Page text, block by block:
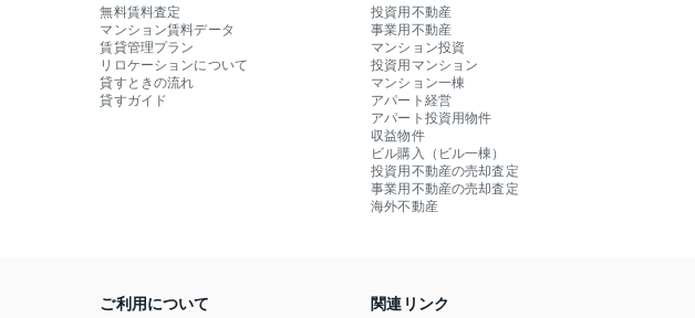
無料賃料査定
マンション賃料データ
賃貸管理プラン
リロケーションについて
貸すときの流れ
貸すガイド
投資用不動産
事業用不動産
マンション投資
投資用マンション
マンション一棟
アパート経営
アパート投資用物件
収益物件
ビル購入（ビル一棟）
投資用不動産の売却査定
事業用不動産の売却査定
海外不動産
ご利用について 関連リンク